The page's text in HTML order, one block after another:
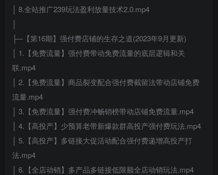
│ 8.全站推广239玩法盈利放量技术2.0.mp4
├─【第16期】强付费店铺的生存之道(2023年9月更新)
│ 1.【免费流量】强付费带动免费流量的底层逻辑和关
联.mp4
│ 2.【免费流量】商品裂变配合强付费截留法带动店铺免费
流量.mp4
│ 3.【免费流量】强付费冲畅销榜带动店铺免费流量.mp4
│ 4.【高投产】少预算老带新爆款群高投产强付费玩法.mp4
│ 5.【高投产】多链接大促活动配合强付费递增高投产打
法.mp4
│ 6.【全店动销】多产品多链接低限额全店动销玩法.mp4